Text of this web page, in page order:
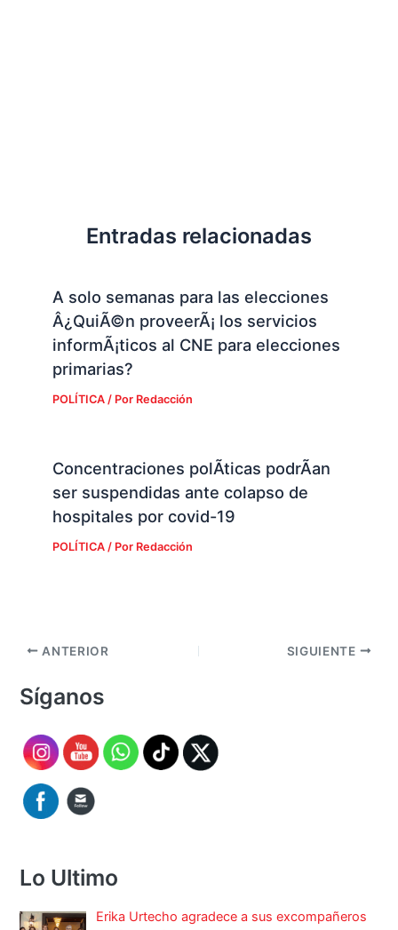
Entradas relacionadas
A solo semanas para las elecciones
Â¿QuiÃ©n proveerÃ¡ los servicios
informÃ¡ticos al CNE para elecciones
primarias?
POLÍTICA/ Por Redacción
Concentraciones polÃ­ticas podrÃ­an
ser suspendidas ante colapso de
hospitales por covid-19
POLÍTICA/ Por Redacción
ANTERIOR SIGUIENTE
Síganos
Lo Ultimo
Erika Urtecho agradece a sus excompañeros